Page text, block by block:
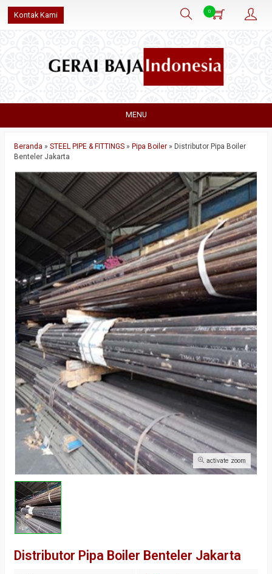
Kontak Kami 0
MENU
Beranda » STEEL PIPE & FITTINGS » Pipa Boiler » Distributor Pipa Boiler
Benteler Jakarta
activate zoom
Distributor Pipa Boiler Benteler Jakarta